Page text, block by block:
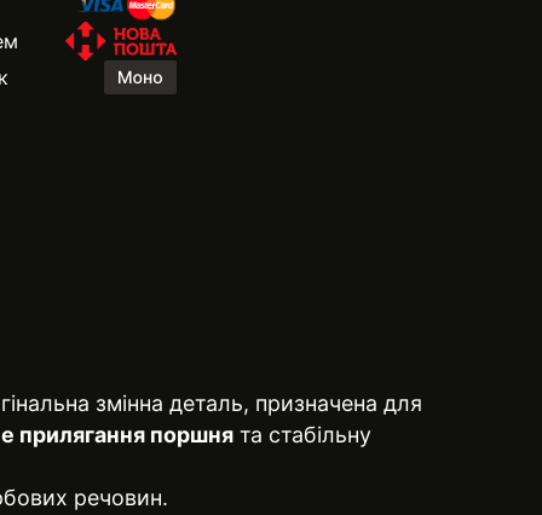
змінна деталь, призначена для
прилягання поршня та стабільну
речовин.